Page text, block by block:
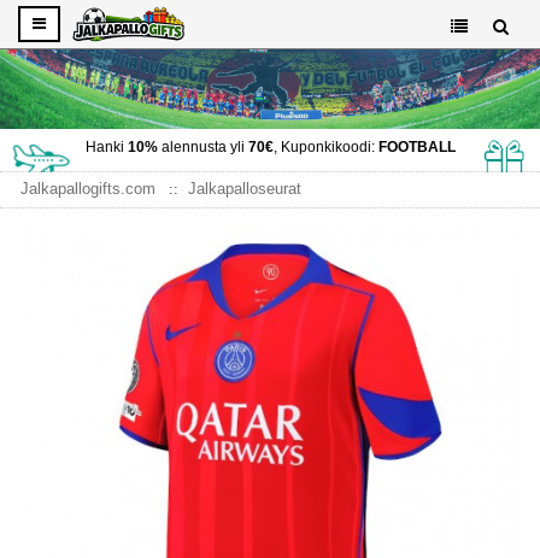
Hanki 10%alennusta yli 70€, Kuponkikoodi: FOOTBALL
Jalkapallogifts.com
Jalkapalloseurat
Paris Saint-Germain Kolmaspaita 2025-26 Lyhythihainen